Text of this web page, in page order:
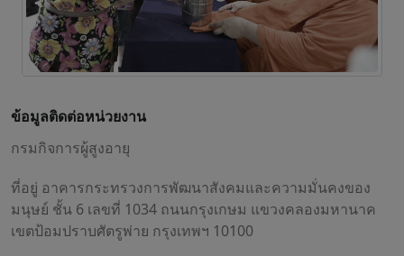
ข้อมูลติดต่อหน่วยงาน
กรมกิจการผู้สูงอายุ
ที่อยู่ อาคารกระทรวงการพัฒนาสังคมและความมั่นคงของ
มนุษย์ ชั้น 6 เลขที่ 1034 ถนนกรุงเกษม แขวงคลองมหานาค
เขตป้อมปราบศัตรูพ่าย กรุงเทพฯ 10100